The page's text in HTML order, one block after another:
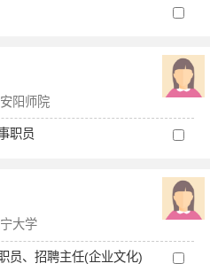
安阳师院
职员
大学
员、招聘主任(企业文化)